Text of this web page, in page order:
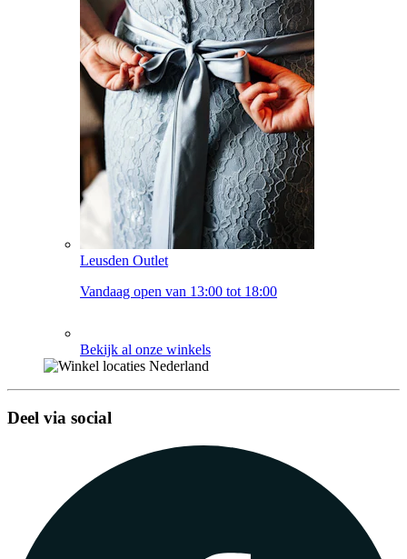
Leusden Outlet
Vandaag open van 13:00 tot 18:00
Bekijk al onze winkels
Deel via social